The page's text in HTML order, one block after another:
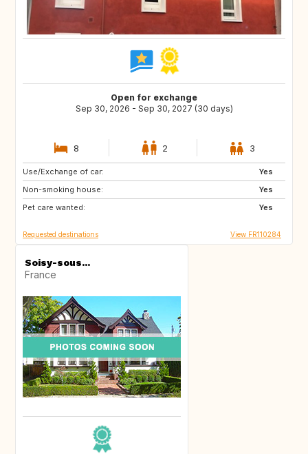
Open for exchange
Sep 30, 2026 - Sep 30, 2027 (30 days)
8 2 3
Use/Exchange of car:
Yes
Non-smoking house:
Yes
Pet care wanted:
Yes
IT
GR
IT
Requested destinations View FR110284
Soisy-sous...
France